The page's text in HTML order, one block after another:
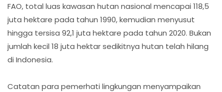
FAO, total luas kawasan hutan nasional mencapai 118,5
juta hektare pada tahun 1990, kemudian menyusut
hingga tersisa 92,1 juta hektare pada tahun 2020. Bukan
jumlah kecil 18 juta hektar sedikitnya hutan telah hilang
di Indonesia.
Catatan para pemerhati lingkungan menyampaikan